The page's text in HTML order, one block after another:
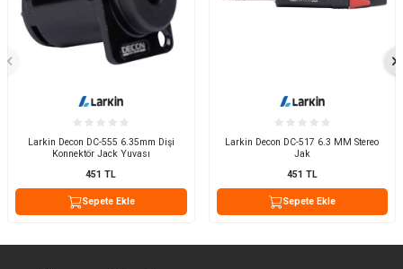
Larkin Decon DC-555 6.35mm Dişi
Konnektör Jack Yuvası
451 TL
Sepete Ekle
Larkin Decon DC-517 6.3 MM Stereo
Jak
451 TL
Sepete Ekle